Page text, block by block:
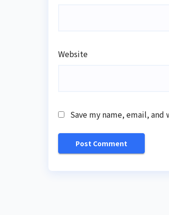
Website
Save my name, email,